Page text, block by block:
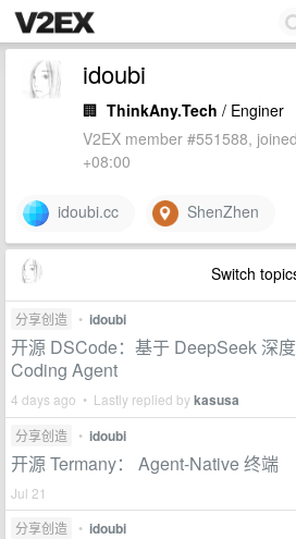
idoubi
🏢 ThinkAny.Tech / Enginer
V2EX member #551588,
+08:00
idoubi.cc ShenZhen
Switch
分享创造 • idoubi
开源 DSCode：基于 DeepSeek 深
Coding Agent
4 days ago • Lastly replied bykasusa
分享创造 • idoubi
开源 Termany： Agent-Native 终端
Jul 21
分享创造
• idoubi